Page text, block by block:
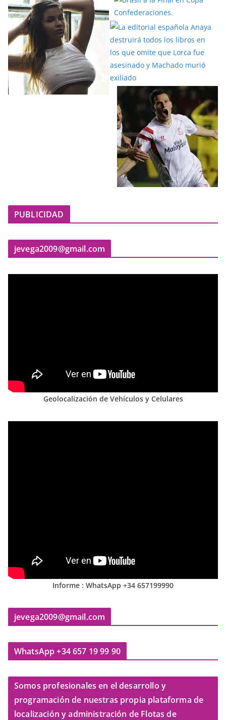
PUBLICIDAD
jevega2009@gmail.com
Geolocalización de Vehículos y Celulares
Informe : WhatsApp +34 657199990
jevega2009@gmail.com
WhatsApp +34 657 19 99 90
Somos profesionales en el desarrollo y
programación de nuestras propia plataforma de
localización y administración de Flotas de